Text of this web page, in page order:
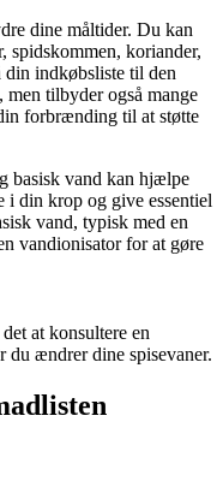
dine måltider. Du kan
spidskommen, koriander,
indkøbsliste til den
tilbyder også mange
forbrænding til at støtte
basisk vand kan hjælpe
i din krop og give essentiel
vand, typisk med en
vandionisator for at gøre
at konsultere en
du ændrer dine spisevaner.